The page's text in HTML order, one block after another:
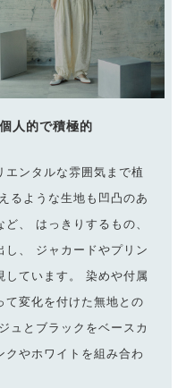
人的で積極的
エンタルな雰囲気まで植
るような生地も凹凸のあ
、 はっきりするもの、
し、 ジャカードやプリン
しています。 染めや付属
変化を付けた無地との
ュとブラックをベースカ
やホワイトを組み合わ